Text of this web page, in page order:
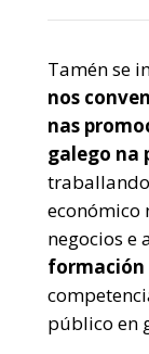
Tamén se
nos
nas
galego na
económico
negocios e
formación
público en